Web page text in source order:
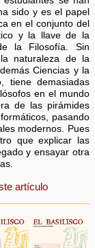
sido y es el papel
en el conjunto del
y la llave de la
la Filosofía. Sin
naturaleza de la
Ciencias y la
tiene demasiadas
en el mundo
de las pirámides
pasando
modernos. Pues
que explicar las
y ensayar otra
artículo